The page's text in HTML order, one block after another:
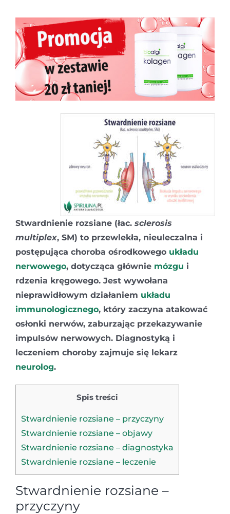
Stwardnienie rozsiane (łac. sclerosis
multiplex, SM) to przewlekła, nieuleczalna i
postępująca choroba ośrodkowego układu
nerwowego, dotycząca głównie mózgu i
rdzenia kręgowego. Jest wywołana
nieprawidłowym działaniem układu
immunologicznego, który zaczyna atakować
osłonki nerwów, zaburzając przekazywanie
impulsów nerwowych. Diagnostyką i
leczeniem choroby zajmuje się lekarz
neurolog.
Spis treści
Stwardnienie rozsiane – przyczyny
Stwardnienie rozsiane – objawy
Stwardnienie rozsiane – diagnostyka
Stwardnienie rozsiane – leczenie
Stwardnienie rozsiane –
przyczyny